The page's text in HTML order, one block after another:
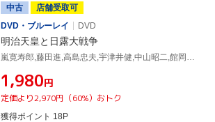
中古
店舗受取可
DVD・ブルーレイ
DVD
明治天皇と日露大戦争
嵐寛寿郎,藤田進,高島忠夫,宇津井健,中山昭二,館岡謙之助,渡辺邦男,鈴木静一
¥1,980円
定価より2,970円（60%）おトク
獲得ポイント 18P